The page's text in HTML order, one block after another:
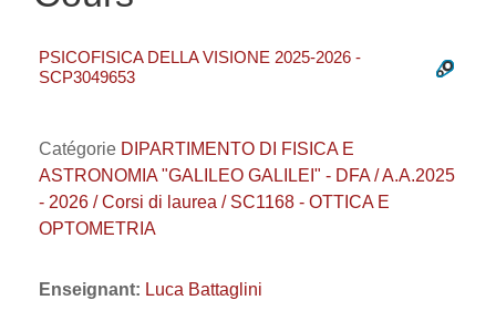
PSICOFISICA DELLA VISIONE 2025-2026 -
SCP3049653
Catégorie DIPARTIMENTO DI FISICA E
ASTRONOMIA "GALILEO GALILEI" - DFA / A.A.2025
- 2026 / Corsi di laurea / SC1168 - OTTICA E
OPTOMETRIA
Enseignant: Luca Battaglini